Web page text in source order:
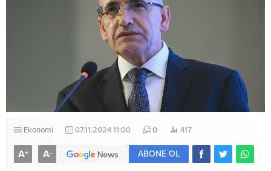
Ekonomi 07.11.2024 11:00 0 417
A+ A- ABONE OL